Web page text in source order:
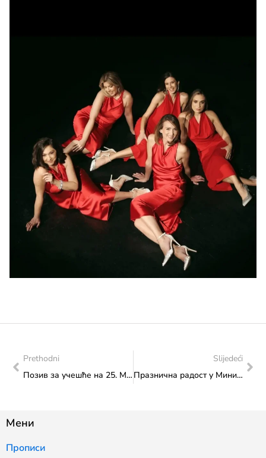
Prethodni
Позив за учешће на 25. Међународном фестивалу позоришта у Адани и 13. Међународном позоришном фестивалу балканских земаља у Бурси
Slijedeći
Празнична радост у Министарству
Мени
Прописи